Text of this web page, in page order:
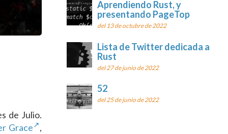
de Julio.
Grace
,
Aprendiendo Rust, y
presentando PageTop
del 13 de octubre de 2022
Lista de Twitter dedicada a
Rust
del 27 de junio de 2022
52
del 25 de junio de 2022